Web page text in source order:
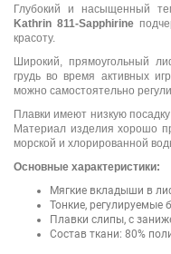
Глубокий и насыщенный
Kathrin 811-Sapphirine
красоту.
Широкий, прямоугольный
грудь во время активных
можно самостоятельно
Плавки имеют низкую
Материал изделия хорошо
морской и хлорированной
Основные характеристики:
Мягкие вкладыши в
Тонкие, регулируемые
Плавки слипы, с
Состав ткани: 80%